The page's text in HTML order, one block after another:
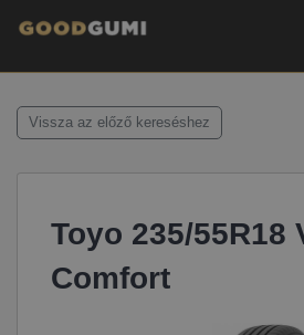
Vissza az előző kereséshez
Toyo 235/55R18
Comfort